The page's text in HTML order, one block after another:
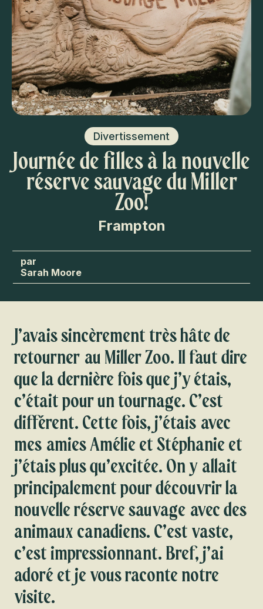
Divertissement
Journée de filles à la nouvelle
réserve sauvage du Miller
Zoo!
Frampton
Sarah Moore
J’avais sincèrement très hâte de
retourner au Miller Zoo. Il faut dire
que la dernière fois que j’y étais,
c’était pour un tournage. C’est
différent. Cette fois, j’étais avec
mes amies Amélie et Stéphanie et
j’étais plus qu’excitée. On y allait
principalement pour découvrir la
nouvelle réserve sauvage avec des
animaux canadiens. C’est vaste,
c’est impressionnant. Bref, j’ai
adoré et je vous raconte notre
visite.